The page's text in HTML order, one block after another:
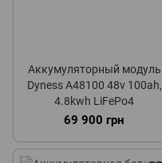
Аккумуляторный модуль
Dyness A48100 48v 100ah,
4.8kwh LiFePo4
69 900 грн